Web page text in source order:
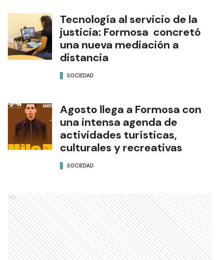
Tecnología al servicio de la
justicia: Formosa concretó
una nueva mediación a
distancia
SOCIEDAD
Agosto llega a Formosa con
una intensa agenda de
actividades turísticas,
culturales y recreativas
SOCIEDAD
Ads